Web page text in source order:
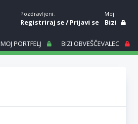
Pozdravljeni.
Registriraj se/Prijavi se
Moj
Bizi
MOJ PORTFELJ BIZI OBVEŠČEVALEC